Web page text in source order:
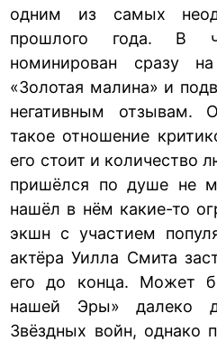
одним из самых
прошлого года. В
номинирован сразу
«Золотая малина» и
негативным отзывам.
такое отношение
его стоит и количество
пришёлся по душе не
нашёл в нём какие-то
экшн с участием
актёра Уилла Смита
его до конца. Может
нашей Эры» далеко
Звёздных войн, однако